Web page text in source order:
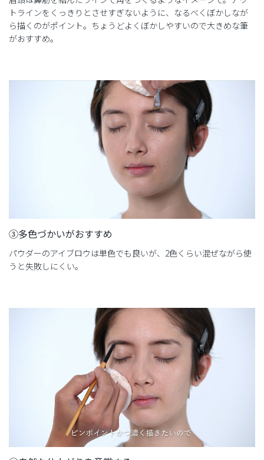
トラインをくっきりとさせすぎないように、なるべくぼかしなが
ら描くのがポイント。ちょうどよくぼかしやすいので大きめな筆
がおすすめ。
③多色づかいがおすすめ
パウダーのアイブロウは単色でも良いが、2色くらい混ぜながら使
うと失敗しにくい。